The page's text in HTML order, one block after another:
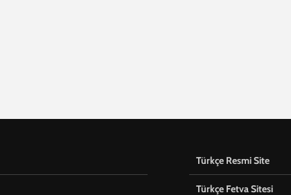
Türkçe Resmi Site
Türkçe Fetva Sitesi